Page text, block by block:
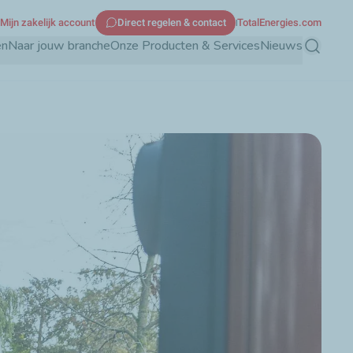
Naar jouw brancheOnze Producten & ServicesNieuws Zoeken
Mijn zakelijk account Direct regelen & contact TotalEnergies.com